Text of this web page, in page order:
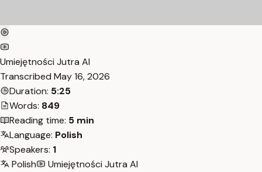
Umiejętności Jutra AI
Transcribed May 16, 2026
Duration: 5:25
Words: 849
Reading time: 5 min
Language: Polish
Speakers: 1
Polish
Umiejętności Jutra AI